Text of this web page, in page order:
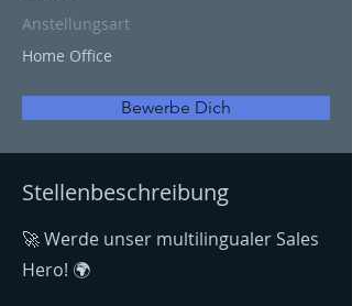
Anstellungsart
Home Office
Bewerbe Dich
Stellenbeschreibung
🚀 Werde unser multilingualer Sales
Hero! 🌍